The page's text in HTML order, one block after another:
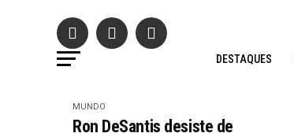
DESTAQUES
MUNDO
Ron DeSantis desiste de